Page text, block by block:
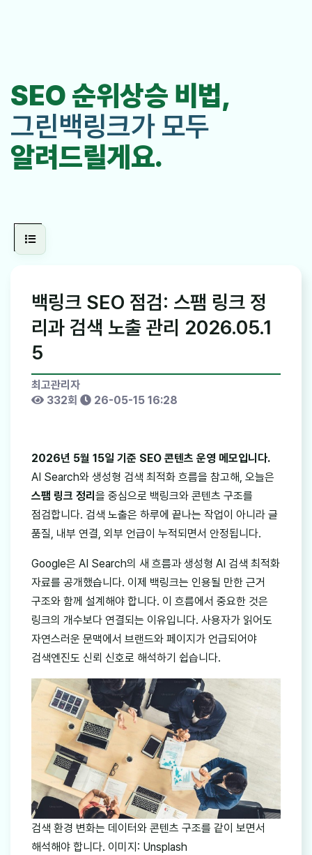
SEO 순위상승 비법,
그린백링크가 모두
알려드릴게요.
백링크 SEO 점검: 스팸 링크 정
리과 검색 노출 관리 2026.05.1
5
최고관리자
332회
26-05-15 16:28
2026년 5월 15일 기준 SEO 콘텐츠 운영 메모입니다.
AI Search와 생성형 검색 최적화 흐름을 참고해, 오늘은
스팸 링크 정리 을 중심으로 백링크와 콘텐츠 구조를
점검합니다. 검색 노출은 하루에 끝나는 작업이 아니라 글
품질, 내부 연결, 외부 언급이 누적되면서 안정됩니다.
Google은 AI Search의 새 흐름과 생성형 AI 검색 최적화
자료를 공개했습니다. 이제 백링크는 인용될 만한 근거
구조와 함께 설계해야 합니다. 이 흐름에서 중요한 것은
링크의 개수보다 연결되는 이유입니다. 사용자가 읽어도
자연스러운 문맥에서 브랜드와 페이지가 언급되어야
검색엔진도 신뢰 신호로 해석하기 쉽습니다.
검색 환경 변화는 데이터와 콘텐츠 구조를 같이 보면서
해석해야 합니다. 이미지: Unsplash